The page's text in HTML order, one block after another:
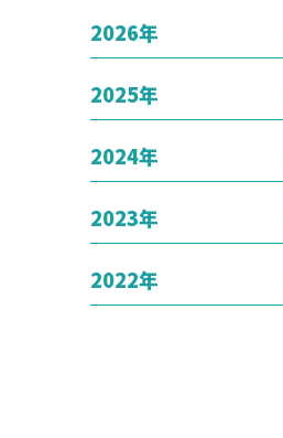
2026年
2025年
2024年
2023年
2022年